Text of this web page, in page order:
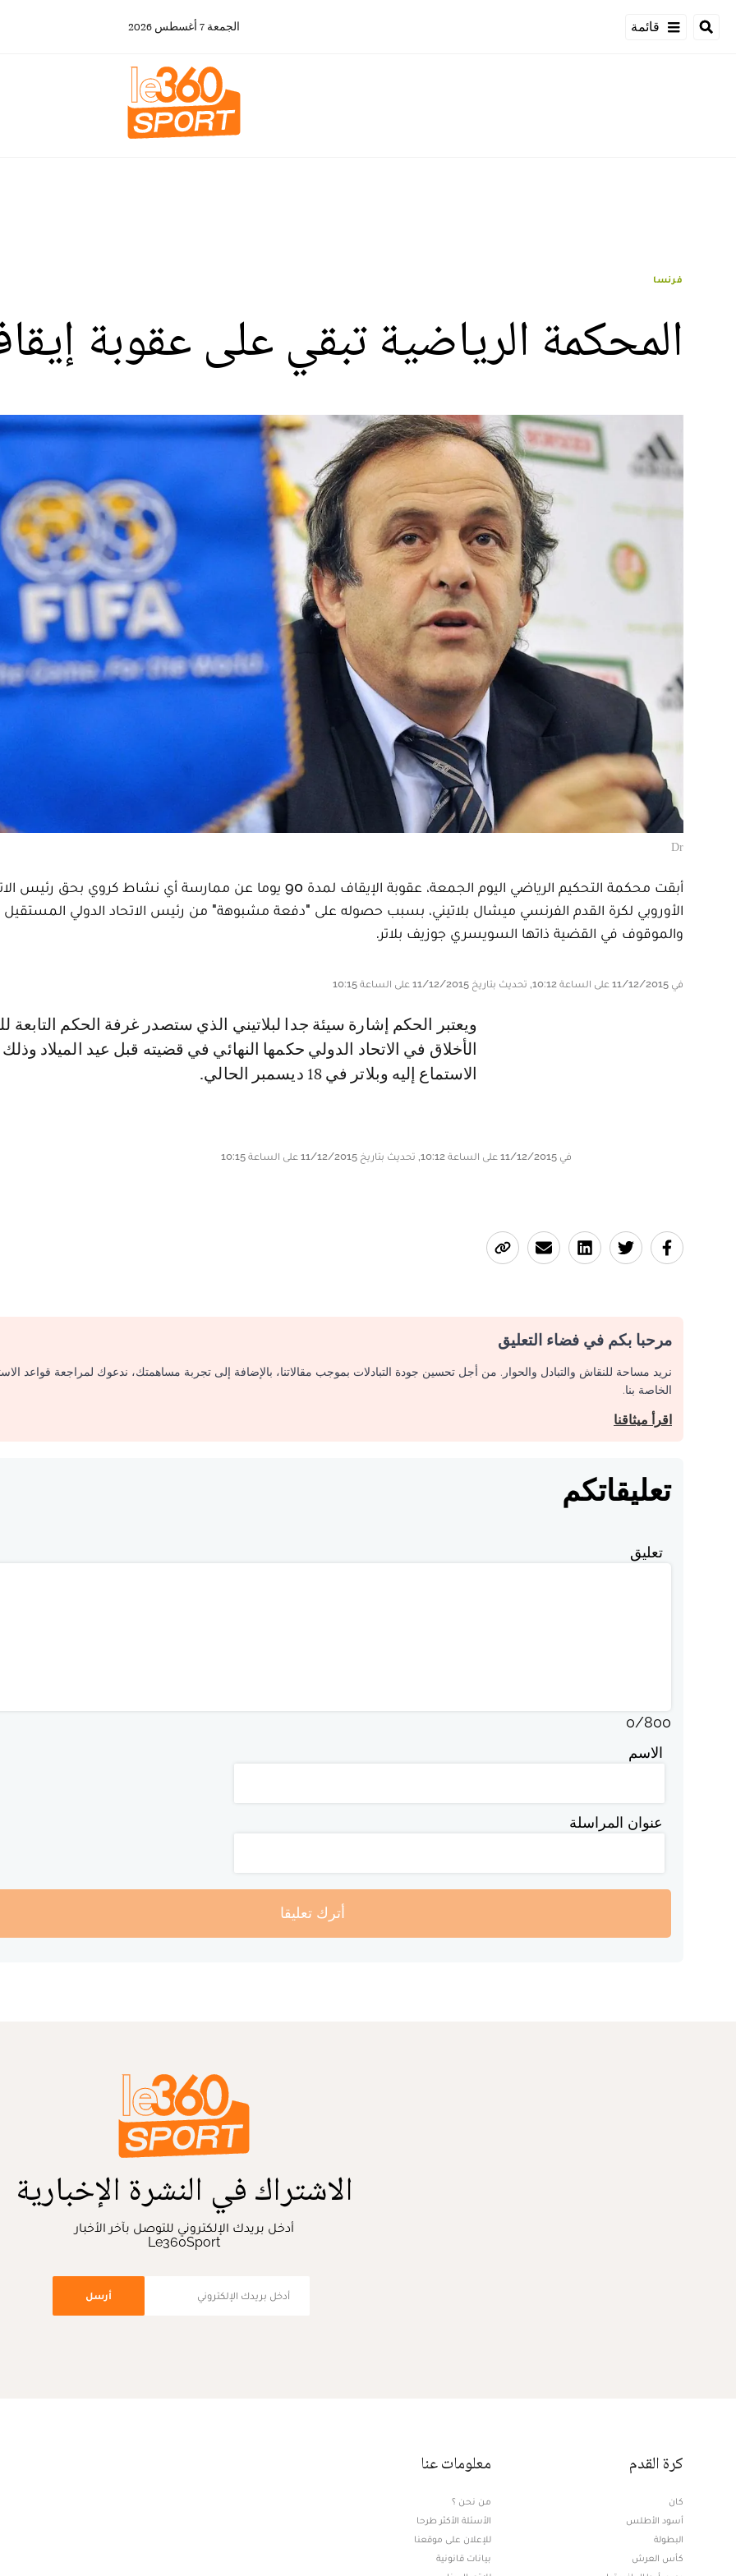
قائمة الجمعة 7 أغسطس 2026
فرنسا
المحكمة الرياضية تبقي على عقوبة
Dr
أبقت محكمة التحكيم الرياضي اليوم الجمعة، عقوبة الإيقاف لمدة 90 يوما عن ممارسة أي نشاط كروي بحق
الأوروبي لكرة القدم الفرنسي ميشال بلاتيني، بسبب حصوله على "دفعة مشبوهة" من رئيس الاتحاد الدولي المستقيل
والموقوف في القضية ذاتها السويسري جوزيف بلاتر.
في 11/12/2015 على الساعة 10:12, تحديث بتاريخ 11/12/2015 على الساعة 10:15
ويعتبر الحكم إشارة سيئة جدا لبلاتيني الذي ستصدر غرفة الحكم التابعة للجنة
الأخلاق في الاتحاد الدولي حكمها النهائي في قضيته قبل عيد الميلاد
الاستماع إليه وبلاتر في 18 ديسمبر الحالي.
في 11/12/2015 على الساعة 10:12, تحديث بتاريخ 11/12/2015 على الساعة 10:15
مرحبا بكم في فضاء التعليق
نريد مساحة للنقاش والتبادل والحوار. من أجل تحسين جودة التبادلات بموجب مقالاتنا، بالإضافة إلى تجربة مساهمتك، ندعوك لمراجعة قواعد
الخاصة بنا.
اقرأ ميثاقنا
تعليقاتكم
تعليق
0/800
الاسم
عنوان المراسلة
أترك تعليقا
الاشتراك في النشرة الإخبارية
أدخل بريدك الإلكتروني للتوصل بآخر الأخبار
Le360Sport
أرسل
كرة القدم
كان
أسود الأطلس
البطولة
كأس العرش
معلومات عنا
من نحن ؟
الأسئلة الأكثر طرحا
للإعلان على موقعنا
بيانات قانونية